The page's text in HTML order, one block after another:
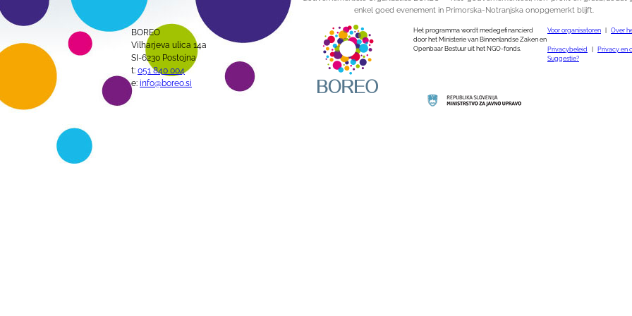
enkel goed evenement in Primorska-Notranjska onopgemerkt blijft.
BOREO
Vilharjeva ulica 14a
SI-6230 Postojna
t: 051 840 004
e: info@boreo.si
Het programma wordt medegefinancierd
door het Ministerie van Binnenlandse Zaken en
Openbaar Bestuur uit het NGO-fonds.
Voor organisatoren Over
Privacybeleid Privacy en
Suggestie?